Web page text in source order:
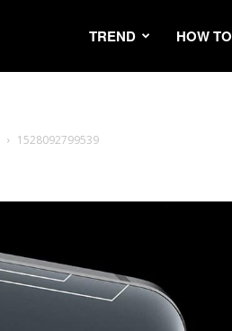
TREND HOW TO
1528092799539